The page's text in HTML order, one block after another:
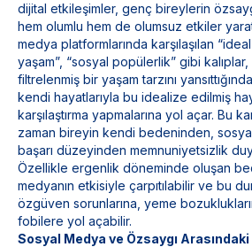
dijital etkileşimler, genç bireylerin
hem olumlu hem de olumsuz etkiler
medya platformlarında karşılaşılan
yaşam”, “sosyal popülerlik” gibi
filtrelenmiş bir yaşam tarzını
kendi hayatlarıyla bu idealize edilmiş
karşılaştırma yapmalarına yol açar. Bu
zaman bireyin kendi bedeninden,
başarı düzeyinden memnuniyetsizlik
Özellikle ergenlik döneminde oluşan
medyanın etkisiyle çarpıtılabilir ve bu
özgüven sorunlarına, yeme
fobilere yol açabilir.
Sosyal Medya ve Özsaygı